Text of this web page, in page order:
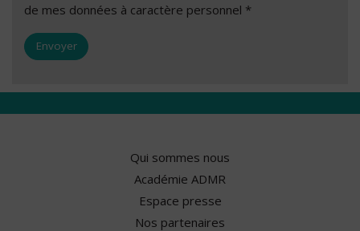
de mes données à caractère personnel *
Qui sommes nous
Académie ADMR
Espace presse
Nos partenaires